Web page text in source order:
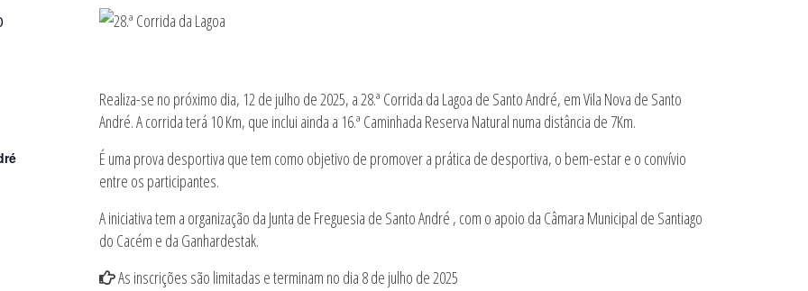
Realiza-se no próximo dia, 12 de julho de 2025, a 28.ª Corrida da Lagoa de Santo André, em Vila Nova de Santo
André. A corrida terá 10 Km, que inclui ainda a 16.ª Caminhada Reserva Natural numa distância de 7Km.
É uma prova desportiva que tem como objetivo de promover a prática de desportiva, o bem-estar e o convívio
entre os participantes.
A iniciativa tem a organização da Junta de Freguesia de Santo André , com o apoio da Câmara Municipal de Santiago
do Cacém e da Ganhardestak.
As inscrições são limitadas e terminam no dia 8 de julho de 2025